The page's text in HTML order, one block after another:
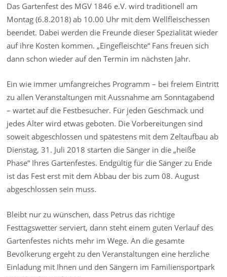
Das Gartenfest des MGV 1846 e.V. wird traditionell am
Montag (6.8.2018) ab 10.00 Uhr mit dem Wellfleischessen
beendet. Dabei werden die Freunde dieser Spezialität wieder
auf ihre Kosten kommen. „Eingefleischte“ Fans freuen sich
dann schon wieder auf den Termin im nächsten Jahr.
Ein wie immer umfangreiches Programm – bei freiem Eintritt
zu allen Veranstaltungen mit Aussnahme am Sonntagabend
– wartet auf die Festbesucher. Für jeden Geschmack und
jedes Alter wird etwas geboten. Die Vorbereitungen sind
soweit abgeschlossen und spätestens mit dem Zeltaufbau ab
Dienstag, 31. Juli 2018 starten die Sänger in die „heiße
Phase“ Ihres Gartenfestes. Endgültig für die Sänger zu Ende
ist das Fest erst mit dem Abbau der bis zum 08. August
abgeschlossen sein muss.
Bleibt nur zu wünschen, dass Petrus das richtige
Festtagswetter serviert, dann steht einem guten Verlauf des
Gartenfestes nichts mehr im Wege. An die gesamte
Bevölkerung ergeht zu den Veranstaltungen eine herzliche
Einladung mit Ihnen und den Sängern im Familiensportpark